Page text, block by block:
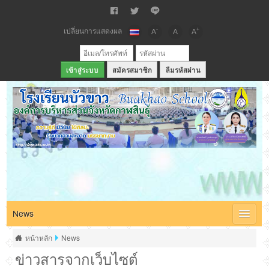
เปลี่ยนการแสดงผล A- A A+
สมัครสมาชิก ลืมรหัสผ่าน
เว็บไซต์โรงเรียนบัวขาว สังกัดองค์การบริหารส่วนจังหวัดกาฬสินธุ์
News
ข่าวสารจากเว็บไซต์
หน้าหลัก News